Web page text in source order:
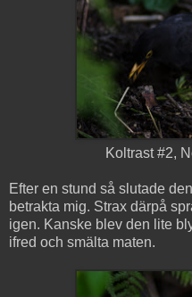
Koltrast #2,
Efter en stund så slutade
betrakta mig. Strax därpå
igen. Kanske blev den lite
ifred och smälta maten.